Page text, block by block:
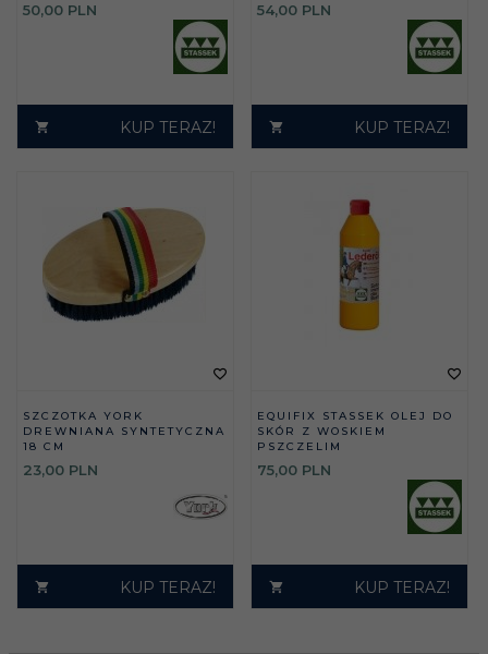
50,00 PLN
KUP TERAZ!
54,00 PLN
KUP TERAZ!
SZCZOTKA YORK
DREWNIANA SYNTETYCZNA
18 CM
23,00 PLN
KUP TERAZ!
EQUIFIX STASSEK OLEJ DO
SKÓR Z WOSKIEM
PSZCZELIM
75,00 PLN
KUP TERAZ!